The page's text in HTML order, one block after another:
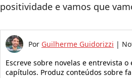
positividade e vamos que
Por Guilherme Guidorizzi |
Escreve sobre novelas e entrevista
capítulos. Produz conteúdos sobre